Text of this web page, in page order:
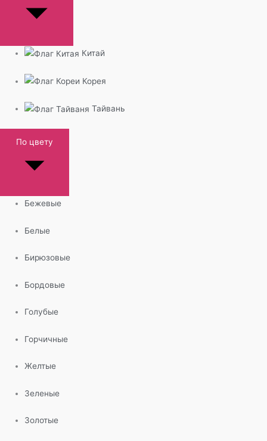
Китай
Корея
Тайвань
По цвету
Бежевые
Белые
Бирюзовые
Бордовые
Голубые
Горчичные
Желтые
Зеленые
Золотые